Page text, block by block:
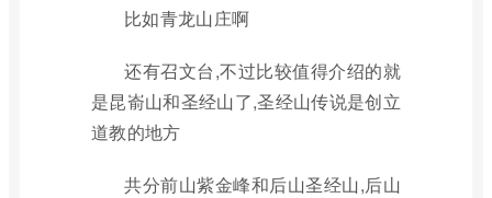
比如青龙山庄啊
还有召文台,不过比较值得介绍的就
是昆嵛山和圣经山了,圣经山传说是创立
道教的地方
共分前山紫金峰和后山圣经山,后山